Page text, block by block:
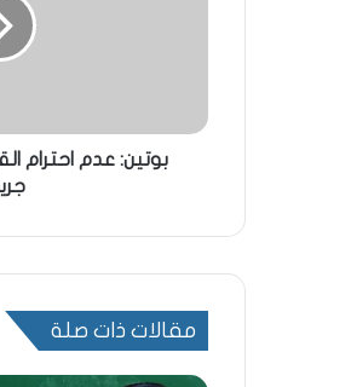
بوتين: عدم احترام
مقالات ذات صلة